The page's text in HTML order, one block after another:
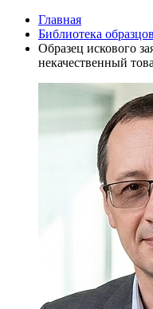
Главная
Библиотека
Образец искового
некачественный